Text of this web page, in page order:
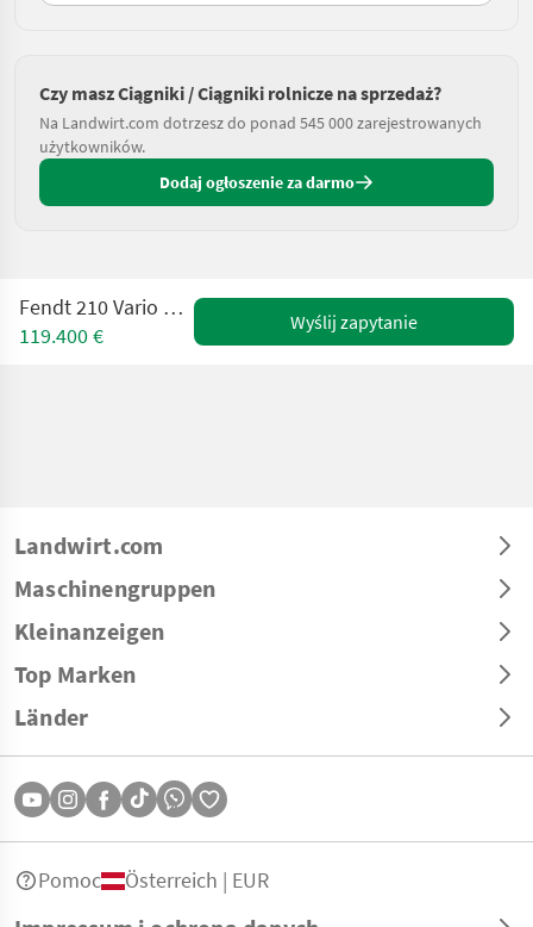
Czy masz Ciągniki / Ciągniki rolnicze na sprzedaż?
Na Landwirt.com dotrzesz do ponad 545 000 zarejestrowanych
użytkowników.
Dodaj ogłoszenie za darmo
Fendt 210 Vario P Power (Gen3)
119.400 €
Wyślij zapytanie
Landwirt.com
Maschinengruppen
Kleinanzeigen
Top Marken
Länder
Pomoc Österreich | EUR